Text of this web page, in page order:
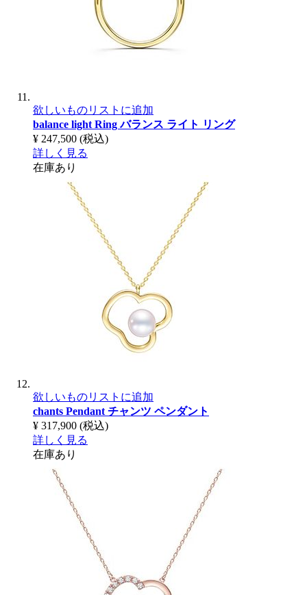
欲しいものリストに追加
balance light Ringバランス ライト リング
¥ 247,500 (税込)
詳しく見る
在庫あり
欲しいものリストに追加
chants Pendant チャンツ ペンダント
¥ 317,900 (税込)
詳しく見る
在庫あり